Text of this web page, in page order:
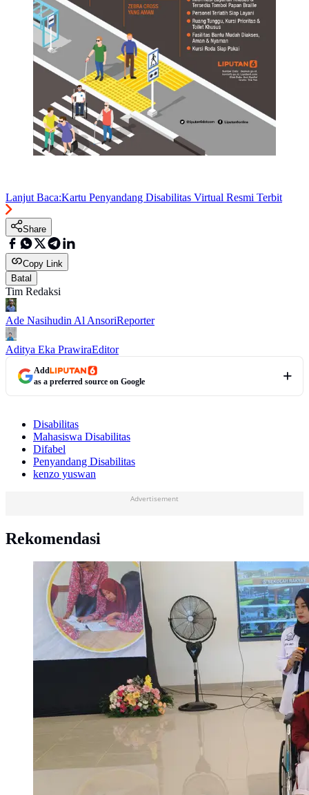
Lanjut Baca:Kartu Penyandang Disabilitas Virtual Resmi Terbit
Share
Copy Link
Batal
Tim Redaksi
Ade Nasihudin Al AnsoriReporter
Aditya Eka PrawiraEditor
Add
as a preferred source on Google
Disabilitas
Mahasiswa Disabilitas
Difabel
Penyandang Disabilitas
kenzo yuswan
Advertisement
Rekomendasi